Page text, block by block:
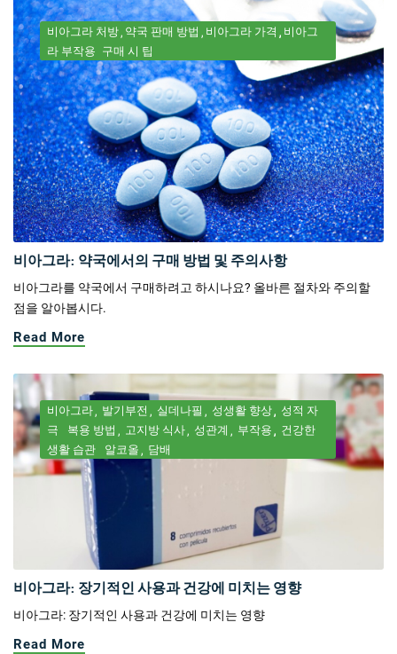
비아그라 처방 약국 판매 방법 비아그라 가격
비아그
라 부작용 구매 시 팁
비아그라: 약국에서의 구매 방법 및 주의사항
비아그라를 약국에서 구매하려고 하시나요? 올바른 절차와 주의할
점을 알아봅시다.
Read More
비아그라 발기부전 실데나필 성생활 향상
성적 자
극
복용 방법 고지방 식사 성관계 부작용
건강한
생활 습관
알코올 담배
비아그라: 장기적인 사용과 건강에 미치는 영향
비아그라: 장기적인 사용과 건강에 미치는 영향
Read More